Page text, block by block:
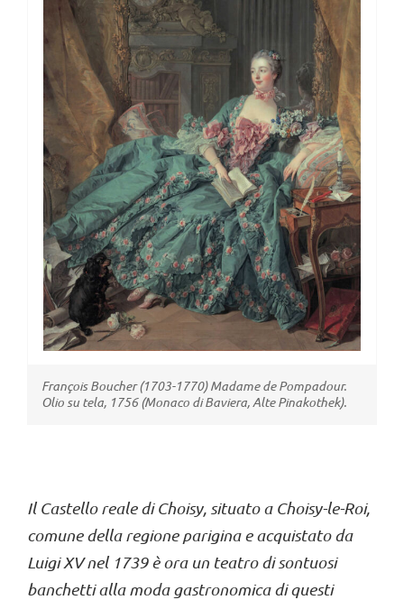
Image
Il Castello reale di Choisy, situato a Choisy-le-Roi,
comune della regione parigina e acquistato da
Luigi XV nel 1739 è ora un teatro di sontuosi
banchetti alla moda gastronomica di questi